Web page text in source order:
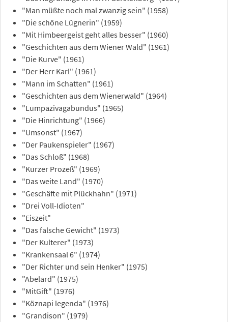
"Man müßte noch mal zwanzig sein" (1958)
"Die schöne Lügnerin" (1959)
"Mit Himbeergeist geht alles besser" (1960)
"Geschichten aus dem Wiener Wald" (1961)
"Die Kurve" (1961)
"Der Herr Karl" (1961)
"Mann im Schatten" (1961)
"Geschichten aus dem Wienerwald" (1964)
"Lumpazivagabundus" (1965)
"Die Hinrichtung" (1966)
"Umsonst" (1967)
"Der Paukenspieler" (1967)
"Das Schloß" (1968)
"Kurzer Prozeß" (1969)
"Das weite Land" (1970)
"Geschäfte mit Plückhahn" (1971)
"Drei Voll-Idioten"
"Eiszeit"
"Das falsche Gewicht" (1973)
"Der Kulterer" (1973)
"Krankensaal 6" (1974)
"Der Richter und sein Henker" (1975)
"Abelard" (1975)
"MitGift" (1976)
"Köznapi legenda" (1976)
"Grandison" (1979)